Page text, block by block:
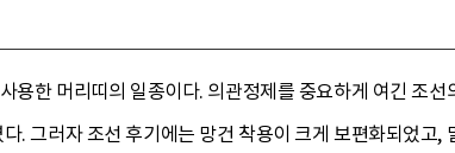
용한 머리띠의 일종이다. 의관정제를 중요하게 여긴 조
. 그러자 조선 후기에는 망건 착용이 크게 보편화되었고